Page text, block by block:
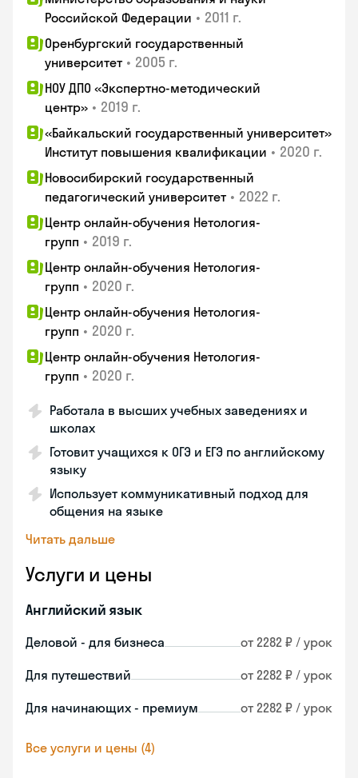
Российской Федерации • 2011 г.
Оренбургский государственный
университет • 2005 г.
НОУ ДПО «Экспертно-методический
центр» • 2019 г.
«Байкальский государственный университет»
Институт повышения квалификации • 2020 г.
Новосибирский государственный
педагогический университет • 2022 г.
Центр онлайн-обучения Нетология-
групп • 2019 г.
Центр онлайн-обучения Нетология-
групп • 2020 г.
Центр онлайн-обучения Нетология-
групп • 2020 г.
Центр онлайн-обучения Нетология-
групп • 2020 г.
Работала в высших учебных заведениях и
школах
Готовит учащихся к ОГЭ и ЕГЭ по английскому
языку
Использует коммуникативный подход для
общения на языке
Читать дальше
Услуги и цены
Английский язык
Деловой - для бизнеса от 2282 ₽ / урок
Для путешествий от 2282 ₽ / урок
Для начинающих - премиум от 2282 ₽ / урок
Все услуги и цены (4)